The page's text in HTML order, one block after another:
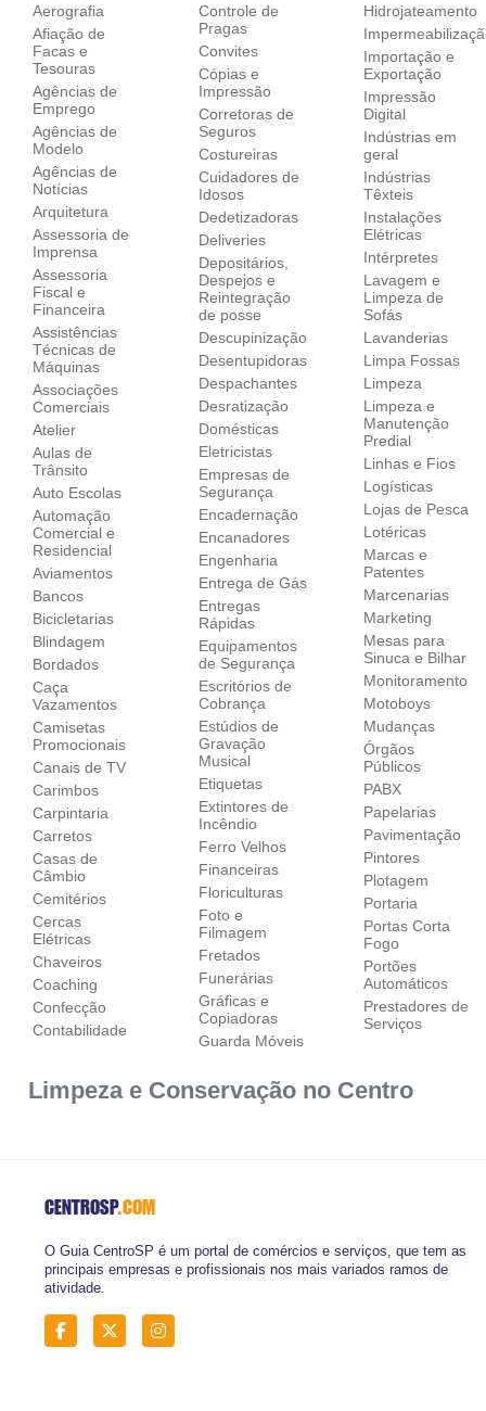
Aerografia
Afiação de
Facas e
Tesouras
Agências de
Emprego
Agências de
Modelo
Agências de
Notícias
Arquitetura
Assessoria de
Imprensa
Assessoria
Fiscal e
Financeira
Assistências
Técnicas de
Máquinas
Associações
Comerciais
Atelier
Aulas de
Trânsito
Auto Escolas
Automação
Comercial e
Residencial
Aviamentos
Bancos
Bicicletarias
Blindagem
Bordados
Caça
Vazamentos
Camisetas
Promocionais
Canais de TV
Carimbos
Carpintaria
Carretos
Casas de
Câmbio
Cemitérios
Cercas
Elétricas
Chaveiros
Coaching
Confecção
Contabilidade
Controle de
Pragas
Convites
Cópias e
Impressão
Corretoras de
Seguros
Costureiras
Cuidadores de
Idosos
Dedetizadoras
Deliveries
Depositários,
Despejos e
Reintegração
de posse
Descupinização
Desentupidoras
Despachantes
Desratização
Domésticas
Eletricistas
Empresas de
Segurança
Encadernação
Encanadores
Engenharia
Entrega de Gás
Entregas
Rápidas
Equipamentos
de Segurança
Escritórios de
Cobrança
Estúdios de
Gravação
Musical
Etiquetas
Extintores de
Incêndio
Ferro Velhos
Financeiras
Floriculturas
Foto e
Filmagem
Fretados
Funerárias
Gráficas e
Copiadoras
Guarda Móveis
Hidrojateamento
Importação e
Exportação
Impressão
Digital
Indústrias em
geral
Indústrias
Têxteis
Instalações
Elétricas
Intérpretes
Lavagem e
Limpeza de
Sofás
Lavanderias
Limpa Fossas
Limpeza
Limpeza e
Manutenção
Predial
Linhas e Fios
Logísticas
Lojas de Pesca
Lotéricas
Marcas e
Patentes
Marcenarias
Marketing
Mesas para
Sinuca e Bilhar
Monitoramento
Motoboys
Mudanças
Órgãos
Públicos
PABX
Papelarias
Pavimentação
Pintores
Plotagem
Portaria
Portas Corta
Fogo
Portões
Automáticos
Prestadores de
Serviços
Limpeza e Conservação no Centro
CENTROSP.COM
O Guia CentroSP é um portal de comércios e serviços, que tem as
principais empresas e profissionais nos mais variados ramos de
atividade.